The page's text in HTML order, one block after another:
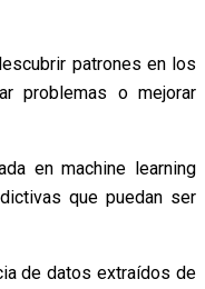
patrones en los
problemas o mejorar
en machine learning
que puedan ser
de datos extraídos de